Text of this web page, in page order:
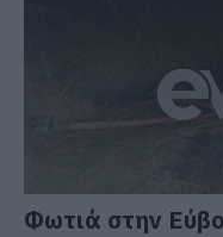
Φωτιά στην